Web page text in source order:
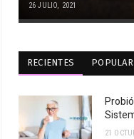
26 JULIO, 2021
RECIENTES
21